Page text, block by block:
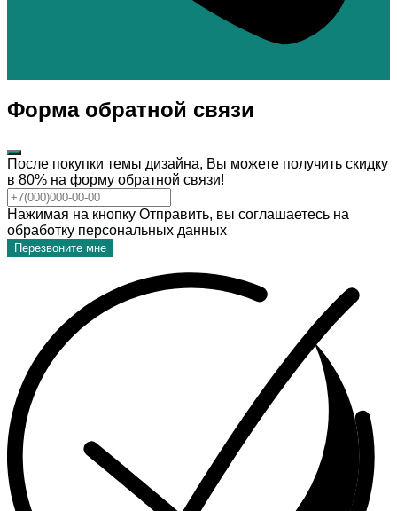
Форма обратной связи
После покупки темы дизайна, Вы можете получить скидку
в 80% на форму обратной связи!
Нажимая на кнопку Отправить, вы соглашаетесь на
обработку персональных данных
Перезвоните мне